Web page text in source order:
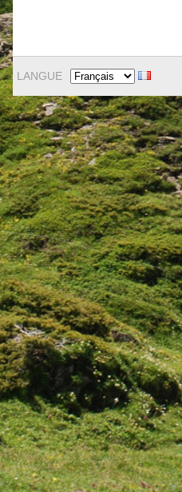
LANGUE